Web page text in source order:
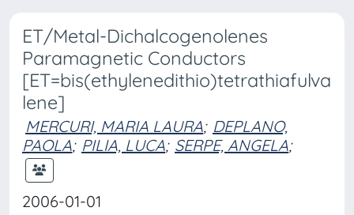
ET/Metal-Dichalcogenolenes
Paramagnetic Conductors
[ET=bis(ethylenedithio)tetrathiafulva
lene]
MERCURI, MARIA LAURA; DEPLANO,
PAOLA; PILIA, LUCA; SERPE, ANGELA;
2006-01-01